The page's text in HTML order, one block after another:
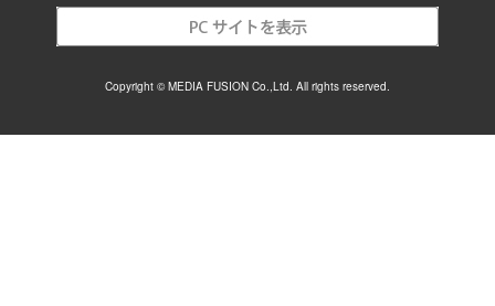
Copyright © MEDIA FUSION Co.,Ltd. All rights reserved.